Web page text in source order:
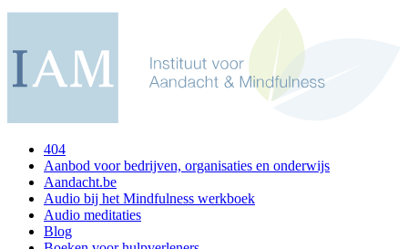
404
Aanbod voor bedrijven, organisaties en onderwijs
Aandacht.be
Audio bij het Mindfulness werkboek
Audio meditaties
Blog